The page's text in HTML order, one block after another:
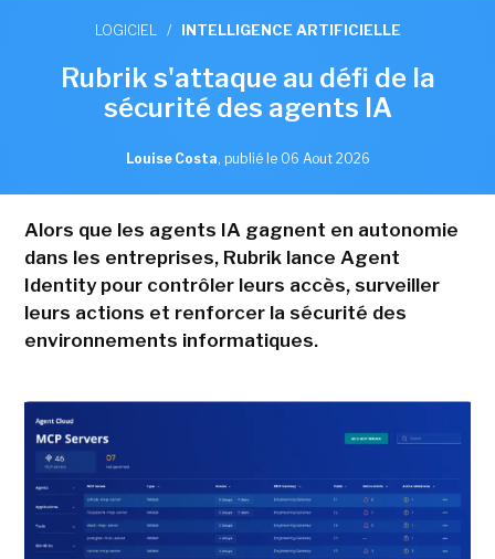
LOGICIEL / INTELLIGENCE ARTIFICIELLE
Rubrik s'attaque au défi de la
sécurité des agents IA
Louise Costa, publié le 06 Aout 2026
Alors que les agents IA gagnent en autonomie
dans les entreprises, Rubrik lance Agent
Identity pour contrôler leurs accès, surveiller
leurs actions et renforcer la sécurité des
environnements informatiques.